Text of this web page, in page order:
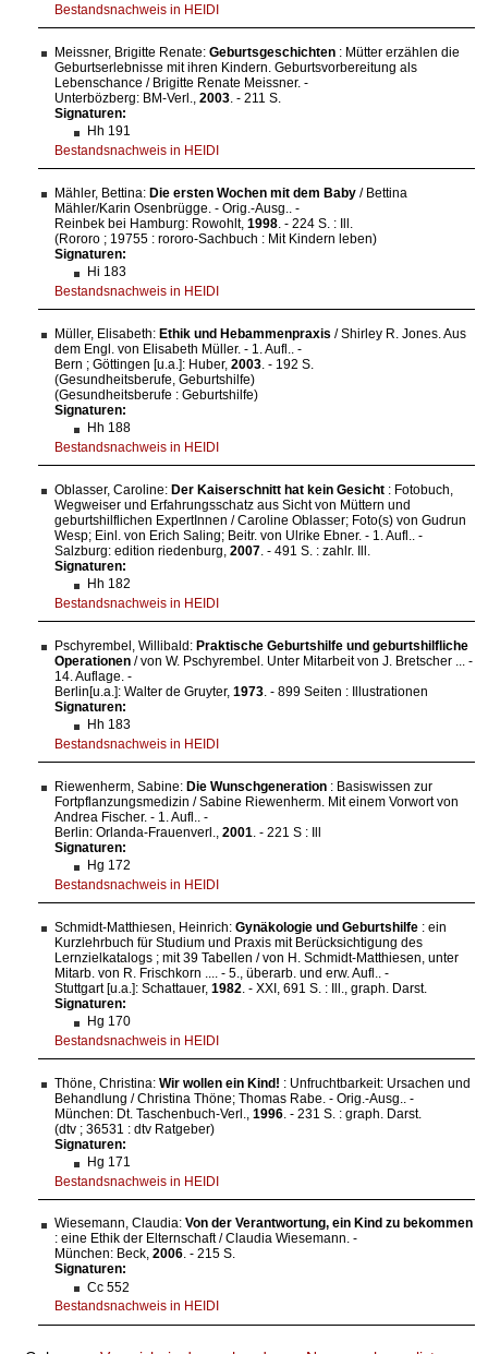
Bestandsnachweis in HEIDI
Meissner, Brigitte Renate: Geburtsgeschichten : Mütter erzählen die
Geburtserlebnisse mit ihren Kindern. Geburtsvorbereitung als
Lebenschance / Brigitte Renate Meissner. -
Unterbözberg: BM-Verl., 2003 . - 211 S.
Signaturen:
Hh 191
Bestandsnachweis in HEIDI
Mähler, Bettina: Die ersten Wochen mit dem Baby / Bettina
Mähler/Karin Osenbrügge. - Orig.-Ausg.. -
Reinbek bei Hamburg: Rowohlt, 1998 . - 224 S. : Ill.
(Rororo ; 19755 : rororo-Sachbuch : Mit Kindern leben)
Signaturen:
Hi 183
Bestandsnachweis in HEIDI
Müller, Elisabeth: Ethik und Hebammenpraxis / Shirley R. Jones. Aus
dem Engl. von Elisabeth Müller. - 1. Aufl.. -
Bern ; Göttingen [u.a.]: Huber, 2003 . - 192 S.
(Gesundheitsberufe, Geburtshilfe)
(Gesundheitsberufe : Geburtshilfe)
Signaturen:
Hh 188
Bestandsnachweis in HEIDI
Oblasser, Caroline: Der Kaiserschnitt hat kein Gesicht : Fotobuch,
Wegweiser und Erfahrungsschatz aus Sicht von Müttern und
geburtshilflichen ExpertInnen / Caroline Oblasser; Foto(s) von Gudrun
Wesp; Einl. von Erich Saling; Beitr. von Ulrike Ebner. - 1. Aufl.. -
Salzburg: edition riedenburg, 2007 . - 491 S. : zahlr. Ill.
Signaturen:
Hh 182
Bestandsnachweis in HEIDI
Pschyrembel, Willibald: Praktische Geburtshilfe und geburtshilfliche
Operationen / von W. Pschyrembel. Unter Mitarbeit von J. Bretscher ... -
14. Auflage. -
Berlin[u.a.]: Walter de Gruyter, 1973 . - 899 Seiten : Illustrationen
Signaturen:
Hh 183
Bestandsnachweis in HEIDI
Riewenherm, Sabine: Die Wunschgeneration : Basiswissen zur
Fortpflanzungsmedizin / Sabine Riewenherm. Mit einem Vorwort von
Andrea Fischer. - 1. Aufl.. -
Berlin: Orlanda-Frauenverl., 2001 . - 221 S : Ill
Signaturen:
Hg 172
Bestandsnachweis in HEIDI
Schmidt-Matthiesen, Heinrich: Gynäkologie und Geburtshilfe : ein
Kurzlehrbuch für Studium und Praxis mit Berücksichtigung des
Lernzielkatalogs ; mit 39 Tabellen / von H. Schmidt-Matthiesen, unter
Mitarb. von R. Frischkorn .... - 5., überarb. und erw. Aufl.. -
Stuttgart [u.a.]: Schattauer, 1982 . - XXI, 691 S. : Ill., graph. Darst.
Signaturen:
Hg 170
Bestandsnachweis in HEIDI
Thöne, Christina: Wir wollen ein Kind! : Unfruchtbarkeit: Ursachen und
Behandlung / Christina Thöne; Thomas Rabe. - Orig.-Ausg.. -
München: Dt. Taschenbuch-Verl., 1996 . - 231 S. : graph. Darst.
(dtv ; 36531 : dtv Ratgeber)
Signaturen:
Hg 171
Bestandsnachweis in HEIDI
Wiesemann, Claudia: Von der Verantwortung, ein Kind zu bekommen
: eine Ethik der Elternschaft / Claudia Wiesemann. -
München: Beck, 2006. - 215 S.
Signaturen:
Cc 552
Bestandsnachweis in HEIDI